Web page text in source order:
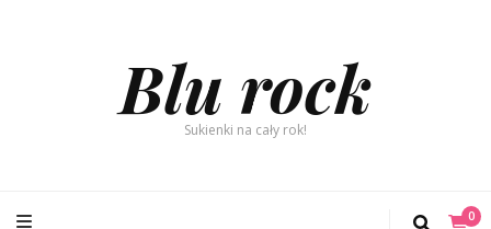
Blu rock
Sukienki na cały rok!
0